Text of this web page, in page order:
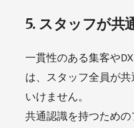
5. スタッフが共
一貫性のある集客や
は、スタッフ全員が
いけません。
共通認識を持つため